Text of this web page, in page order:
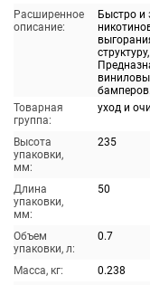
Расширенное
описание:
Быстро и
Товарная
группа:
уход и
Высота
упаковки,
мм:
235
Длина
упаковки,
мм:
50
Объем
упаковки, л:
0.7
Масса, кг:
0.238